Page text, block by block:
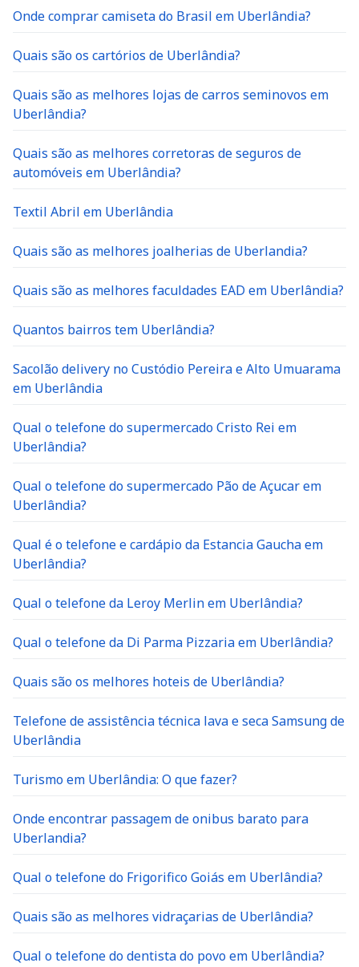
Onde comprar camiseta do Brasil em Uberlândia?
Quais são os cartórios de Uberlândia?
Quais são as melhores lojas de carros seminovos em
Uberlândia?
Quais são as melhores corretoras de seguros de
automóveis em Uberlândia?
Textil Abril em Uberlândia
Quais são as melhores joalherias de Uberlandia?
Quais são as melhores faculdades EAD em Uberlândia?
Quantos bairros tem Uberlândia?
Sacolão delivery no Custódio Pereira e Alto Umuarama
em Uberlândia
Qual o telefone do supermercado Cristo Rei em
Uberlândia?
Qual o telefone do supermercado Pão de Açucar em
Uberlândia?
Qual é o telefone e cardápio da Estancia Gaucha em
Uberlândia?
Qual o telefone da Leroy Merlin em Uberlândia?
Qual o telefone da Di Parma Pizzaria em Uberlândia?
Quais são os melhores hoteis de Uberlândia?
Telefone de assistência técnica lava e seca Samsung de
Uberlândia
Turismo em Uberlândia: O que fazer?
Onde encontrar passagem de onibus barato para
Uberlandia?
Qual o telefone do Frigorifico Goiás em Uberlândia?
Quais são as melhores vidraçarias de Uberlândia?
Qual o telefone do dentista do povo em Uberlândia?